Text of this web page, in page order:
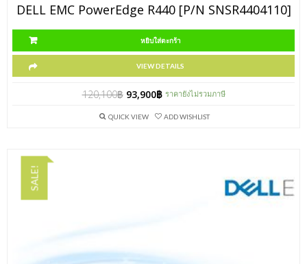
DELL EMC PowerEdge R440 [P/N SNSR4404110]
หยิบใส่ตะกร้า
VIEW DETAILS
120,100฿ 93,900฿ ราคายังไม่รวมภาษี
QUICK VIEW ADD WISHLIST
SALE!